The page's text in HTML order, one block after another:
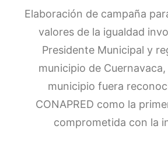
Elaboración de campaña
valores de la igualdad
Presidente Municipal y
municipio de
municipio fuera
CONAPRED como la
comprometida con la